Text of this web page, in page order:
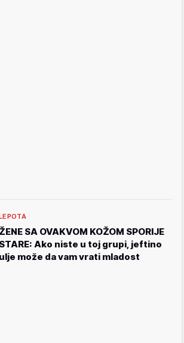
ŽENE SA OVAKVOM KOŽOM SPORIJE
STARE: Ako niste u toj grupi, jeftino
ulje može da vam vrati mladost